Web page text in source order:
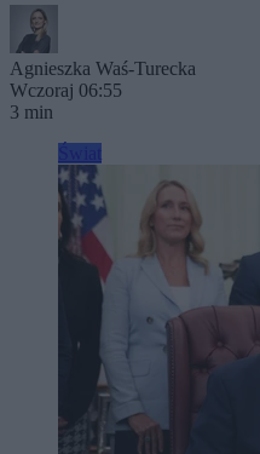
Agnieszka Waś-Turecka
Wczoraj 06:55
3 min